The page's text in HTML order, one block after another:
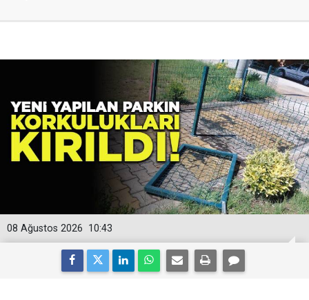
10:43
08 Ağustos 2026